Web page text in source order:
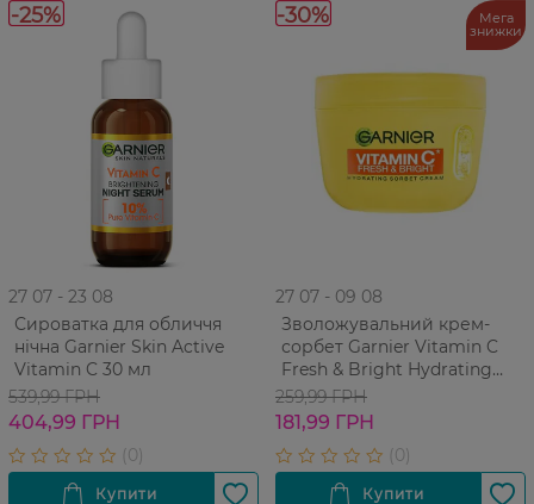
-25%
27 07 - 23 08
Сироватка для обличчя
нічна Garnier Skin Active
Vitamin C 30 мл
539,99 ГРН
404,99 ГРН
-30% Мега
знижки
27 07 - 09 08
Зволожувальний крем-
сорбет Garnier Vitamin C
Fresh & Bright Hydrating
Sorbet Cream З вітаміном С
для надання свіжості та
сяйва шкірі обличчя 85 г
259,99 ГРН
181,99 ГРН